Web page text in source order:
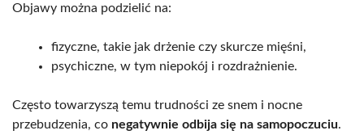
Objawy można podzielić na:
fizyczne, takie jak drżenie czy skurcze mięśni,
psychiczne, w tym niepokój i rozdrażnienie.
Często towarzyszą temu trudności ze snem i nocne
przebudzenia, co negatywnie odbija się na samopoczuciu.